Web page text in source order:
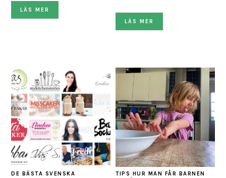
LÄS MER
LÄS MER
DE BÄSTA SVENSKA
TIPS HUR MAN FÅR BARNEN